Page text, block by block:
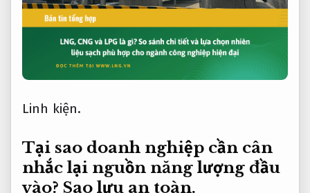
Linh kiện.
Tại sao doanh nghiệp cần cân
nhắc lại nguồn năng lượng đầu
vào? Sao lưu an toàn.